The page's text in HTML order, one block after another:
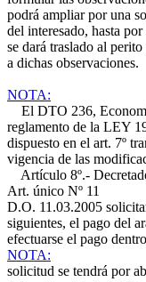
podrá ampliar por una
del interesado, hasta
se dará traslado al
a dichas observaciones.
NOTA:
El DTO 236,
reglamento de la LEY
dispuesto en el art. 7º
vigencia de las
Artículo 8º.-
Art. único Nº 11
D.O. 11.03.2005
siguientes, el pago del
efectuarse el pago
NOTA:
solicitud se tendrá por